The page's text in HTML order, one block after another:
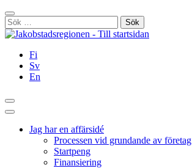
Hoppa
till
innehållet
Stäng
Sök
efter:
Fi
Sv
En
Sök
Huvudmeny
Jag har en affärsidé
Processen vid grundande av företag
Startpeng
Finansiering